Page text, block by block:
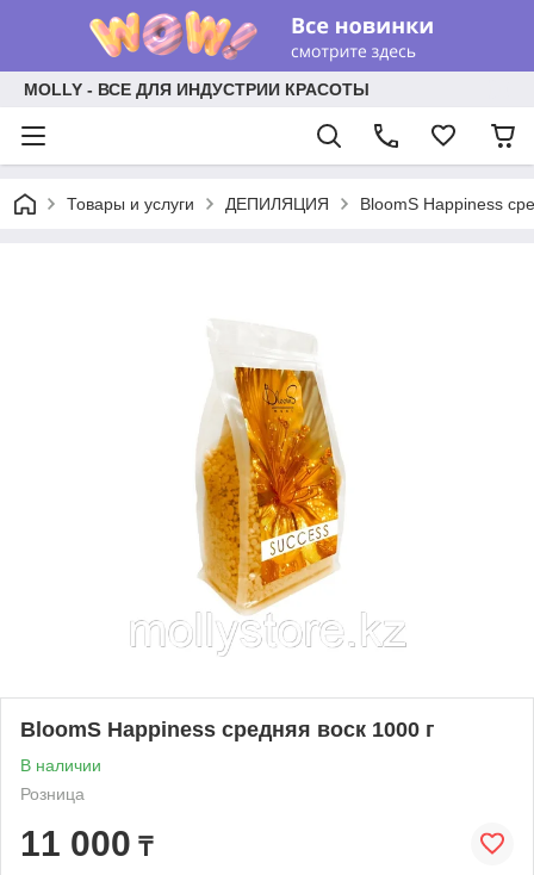
MOLLY - ВСЕ ДЛЯ ИНДУСТРИИ КРАСОТЫ
Товары и услуги ДЕПИЛЯЦИЯ BloomS Happiness
BloomS Happiness средняя воск 1000 г
В наличии
Розница
11 000 ₸